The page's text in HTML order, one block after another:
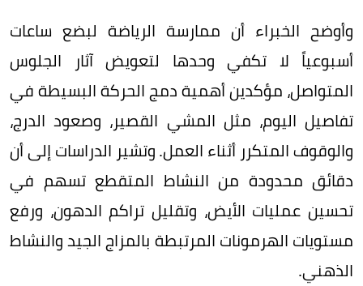
وأوضح الخبراء أن ممارسة الرياضة لبضع ساعات
أسبوعياً لا تكفي وحدها لتعويض آثار الجلوس
المتواصل، مؤكدين أهمية دمج الحركة البسيطة في
تفاصيل اليوم، مثل المشي القصير، وصعود الدرج،
والوقوف المتكرر أثناء العمل. وتشير الدراسات إلى أن
دقائق محدودة من النشاط المتقطع تسهم في
تحسين عمليات الأيض، وتقليل تراكم الدهون، ورفع
مستويات الهرمونات المرتبطة بالمزاج الجيد والنشاط
الذهني.